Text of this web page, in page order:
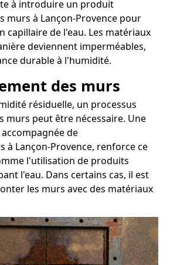
à introduire un produit
murs à Lançon-Provence pour
capillaire de l'eau. Les matériaux
deviennent imperméables,
durable à l'humidité.
des murs
résiduelle, un processus
murs peut être nécessaire. Une
de
à Lançon-Provence, renforce ce
l'utilisation de produits
l'eau. Dans certains cas, il est
les murs avec des matériaux